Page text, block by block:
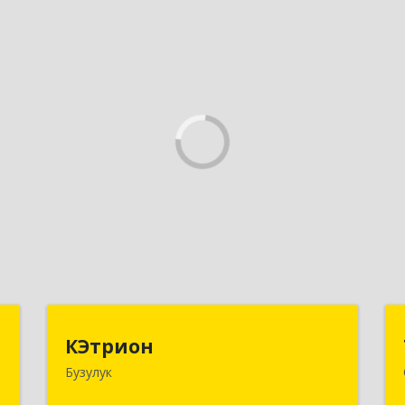
КЭтрион
Бузулук
461040, Оренбургская обл, Бузулук г,